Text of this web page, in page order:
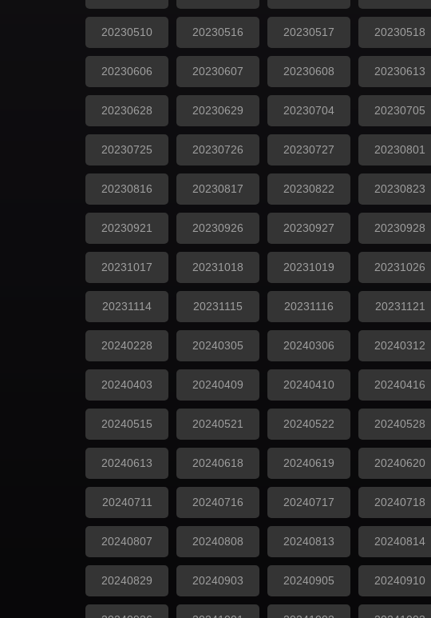
20230510 20230516 20230517 20230518
20230606 20230607 20230608 20230613
20230628 20230629 20230704 20230705
20230725 20230726 20230727 20230801
20230816 20230817 20230822 20230823
20230921 20230926 20230927 20230928
20231017 20231018 20231019 20231026
20231114 20231115 20231116 20231121
20240228 20240305 20240306 20240312
20240403 20240409 20240410 20240416
20240515 20240521 20240522 20240528
20240613 20240618 20240619 20240620
20240711 20240716 20240717 20240718
20240807 20240808 20240813 20240814
20240829 20240903 20240905 20240910